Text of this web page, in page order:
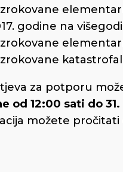
godine na
za potporu
od 12:00 sati do
možete pročitati